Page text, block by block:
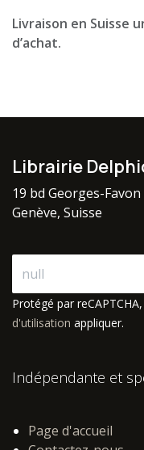
Livraison en Suisse
d’achat.
Librairie
19 bd Georges-Favon
Genève, Suisse
Protégé par reCAPTCHA,
d'utilisation appliquer.
Indépendante et
Page d'accueil